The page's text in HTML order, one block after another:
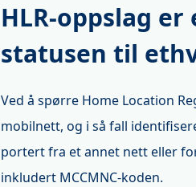
HLR-oppslag
statusen til
Ved å spørre Home Location
mobilnett, og i så fall
portert fra et annet nett eller
inkludert MCCMNC-koden.